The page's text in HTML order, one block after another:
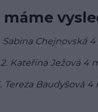
máme
Sabina Chejnovská 4
2. Kateřina Ježová 4
Tereza Baudyšová 4